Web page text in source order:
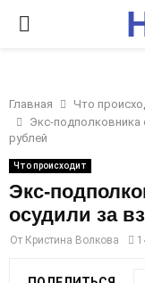
P
I
M
A
Главная
Что
Экс-подполковника
рублей
Что происходит
Экс-
осудили за
От Кристина Волкова